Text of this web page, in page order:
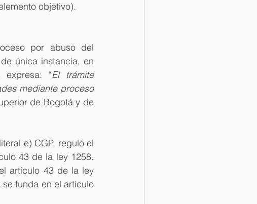
objetivo).
por abuso del
única instancia, en
“El trámite
mediante proceso
de Bogotá y de
e) CGP, reguló el
43 de la ley 1258.
artículo 43 de la ley
funda en el artículo